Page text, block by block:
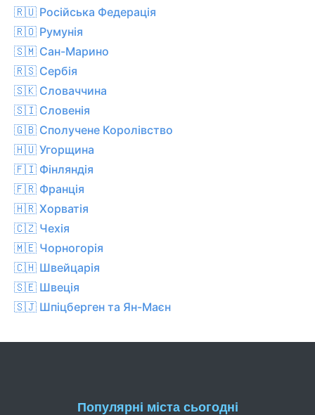
🇷🇺 Російська Федерація
🇷🇴 Румунія
🇸🇲 Сан-Марино
🇷🇸 Сербія
🇸🇰 Словаччина
🇸🇮 Словенія
🇬🇧 Сполучене Королівство
🇭🇺 Угорщина
🇫🇮 Фінляндія
🇫🇷 Франція
🇭🇷 Хорватія
🇨🇿 Чехiя
🇲🇪 Чорногорія
🇨🇭 Швейцарія
🇸🇪 Швеція
🇸🇯 Шпіцберген та Ян-Маєн
Популярні міста сьогодні